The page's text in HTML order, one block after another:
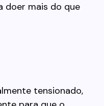
doer mais do que
tensionado,